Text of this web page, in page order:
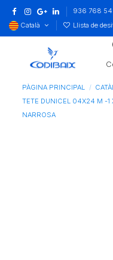
936 768
Català
Llista de
PÀGINA PRINCIPAL
TETE DUNICEL 04X24 M -1
NARROSA